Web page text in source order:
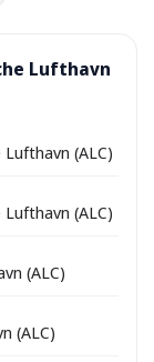
Lufthavn
(ALC)
(ALC)
(ALC)
(ALC)